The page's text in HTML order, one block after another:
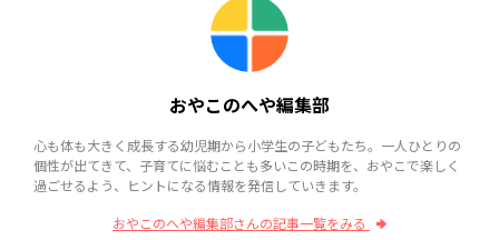
おやこのへや編集部
心も体も大きく成長する幼児期から小学生の子どもたち。一人ひとりの
個性が出てきて、子育てに悩むことも多いこの時期を、おやこで楽しく
過ごせるよう、ヒントになる情報を発信していきます。
おやこのへや編集部さんの記事一覧をみる